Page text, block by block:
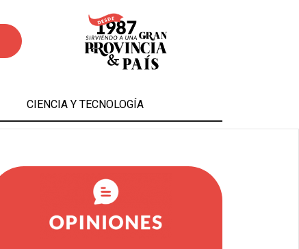
CIENCIA Y TECNOLOGÍA